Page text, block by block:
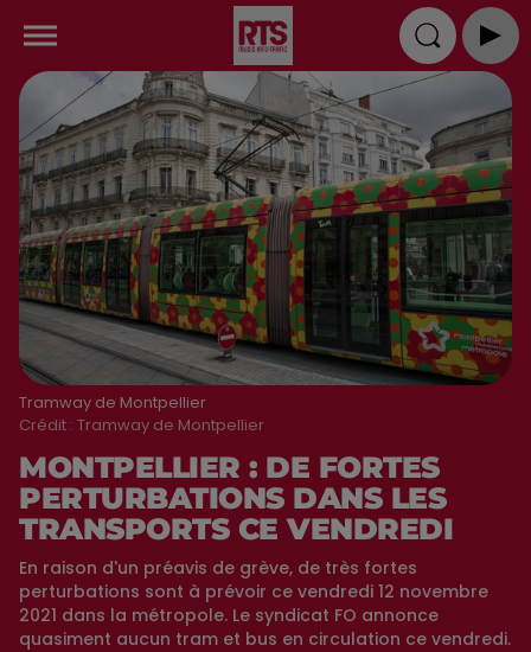
Tramway de Montpellier
Crédit : Tramway de Montpellier
MONTPELLIER : DE FORTES
PERTURBATIONS DANS LES
TRANSPORTS CE VENDREDI
En raison d'un préavis de grève, de très fortes
perturbations sont à prévoir ce vendredi 12 novembre
2021 dans la métropole. Le syndicat FO annonce
quasiment aucun tram et bus en circulation ce vendredi.